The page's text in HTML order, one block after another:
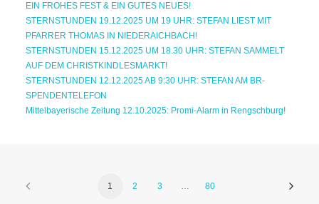
EIN FROHES FEST & EIN GUTES NEUES!
STERNSTUNDEN 19.12.2025 UM 19 UHR: STEFAN LIEST MIT
PFARRER THOMAS IN NIEDERAICHBACH!
STERNSTUNDEN 15.12.2025 UM 18.30 UHR: STEFAN SAMMELT
AUF DEM CHRISTKINDLESMARKT!
STERNSTUNDEN 12.12.2025 AB 9:30 UHR: STEFAN AM BR-
SPENDENTELEFON
Mittelbayerische Zeitung 12.10.2025: Promi-Alarm in Rengschburg!
1 2 3 80